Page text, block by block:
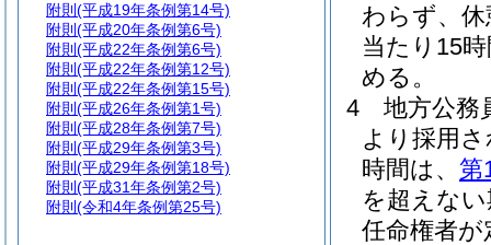
わらず、
当たり15
める。
4
地方公務
より採用
時間は、 第
を超えな
任命権者が
附則 (平成19年条例第14号)
附則 (平成20年条例第6号)
附則 (平成22年条例第6号)
附則 (平成22年条例第12号)
附則 (平成22年条例第15号)
附則 (平成26年条例第1号)
附則 (平成28年条例第7号)
附則 (平成29年条例第3号)
附則 (平成29年条例第18号)
附則 (平成31年条例第2号)
附則 (令和4年条例第25号)